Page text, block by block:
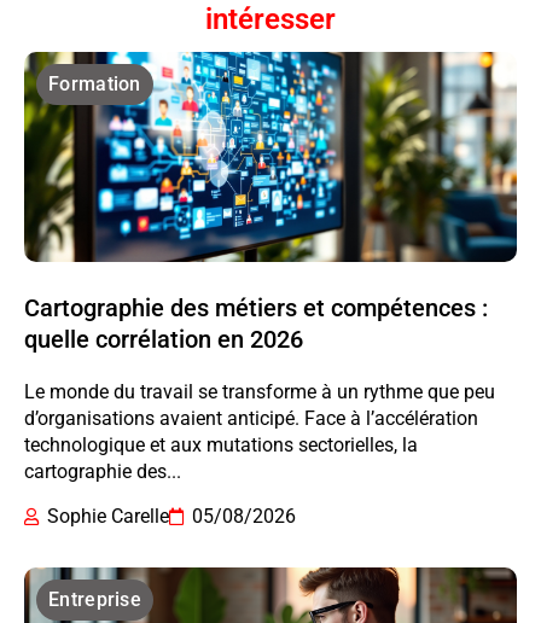
intéresser
Formation
Cartographie des métiers et compétences :
quelle corrélation en 2026
Le monde du travail se transforme à un rythme que peu
d’organisations avaient anticipé. Face à l’accélération
technologique et aux mutations sectorielles, la
cartographie des...
Sophie Carelle
05/08/2026
Entreprise